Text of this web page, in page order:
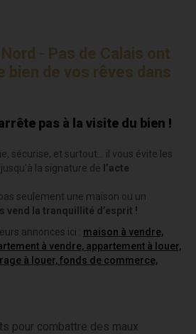
- Pas de Calais ont
bien de vos rêves dans
pas à la visite du bien !
sécurise, et surtout… il vous évite les
la signature de l’acte
seulement une maison ou un
vend la tranquillité d’esprit !
annonces ici : maison à vendre,
à vendre, appartement à louer,
à louer, fonds de commerce,
pour combattre des maux